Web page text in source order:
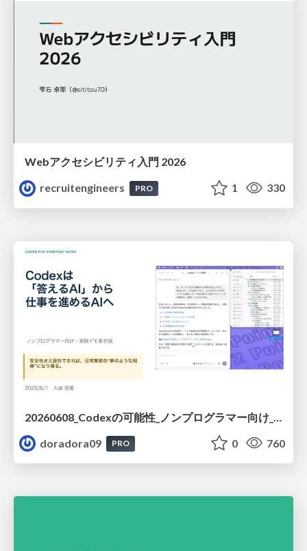
Webアクセシビリティ入門 2026
recruitengineers
PRO 1 330
doradora09
PRO 0 760